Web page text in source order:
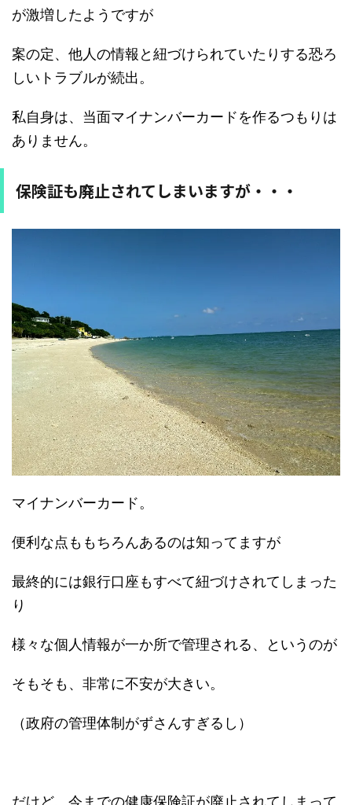
が激増したようですが
案の定、他人の情報と紐づけられていたりする恐ろ
しいトラブルが続出。
私自身は、当面マイナンバーカードを作るつもりは
ありません。
保険証も廃止されてしまいますが・・・
マイナンバーカード。
便利な点ももちろんあるのは知ってますが
最終的には銀行口座もすべて紐づけされてしまった
り
様々な個人情報が一か所で管理される、というのが
そもそも、非常に不安が大きい。
（政府の管理体制がずさんすぎるし）
だけど、今までの健康保険証が廃止されてしまって